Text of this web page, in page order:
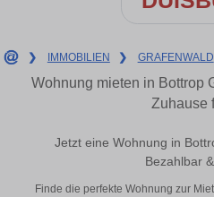
❯ IMMOBILIEN ❯ GRAFENWALD
Wohnung mieten in Bottrop
Zuhause
Jetzt eine Wohnung in
Bezahlbar
Finde die perfekte Wohnung zur